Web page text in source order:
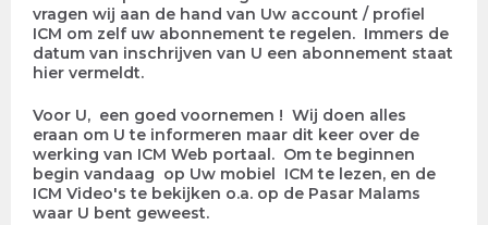
vragen wij aan de hand van Uw account / profiel
ICM om zelf uw abonnement te regelen. Immers de
datum van inschrijven van U een abonnement staat
hier vermeldt.
Voor U, een goed voornemen ! Wij doen alles
eraan om U te informeren maar dit keer over de
werking van ICM Web portaal. Om te beginnen
begin vandaag op Uw mobiel ICM te lezen, en de
ICM Video's te bekijken o.a. op de Pasar Malams
waar U bent geweest.